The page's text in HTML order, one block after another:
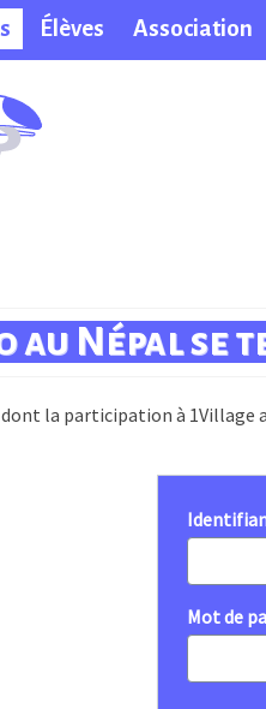
Élèves Association
au Népal se
la participation à 1Village
Mot de